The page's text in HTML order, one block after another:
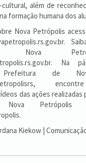
além de
formação humana dos
Nova Petrópolis
Nova
Na
de
das ações realizadas
Nova Petrópolis
Kiekow |